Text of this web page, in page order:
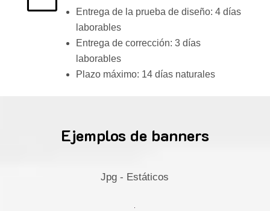
Entrega de la prueba de diseño: 4 días
laborables
Entrega de corrección: 3 días
laborables
Plazo máximo: 14 días naturales
Ejemplos de banners
Jpg - Estáticos